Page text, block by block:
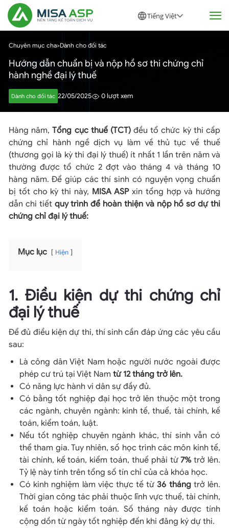
Tiếng Việt
Chuyên mục cha>Dành cho đối tác
Hướng dẫn chuẩn bị và nộp hồ sơ thi chứng chỉ
hành nghề đại lý thuế
Dành cho đối tác 22/05/2025 0 lượt xem
Hàng năm,Tổng cục thuế (TCT)đều tổ chức kỳ thi cấp
chứng chỉ hành ngề dịch vụ làm về thủ tục về thuế
(thương gọi là kỳ thi đại lý thuế) ít nhất 1 lần trên năm và
thường được tổ chức 2 đợt vào tháng 4 và tháng 10
hàng năm. Để giúp các thí sinh có nguyện vọng chuẩn
bị tốt cho kỳ thi này, MISA ASPxin tổng hợp và hướng
dẫn chi tiết quy trình để hoàn thiện và nộp hồ sơ dự thi
chứng chỉ đại lý thuế:
Mục lục Hiện
1. Điều kiện dự thi chứng chỉ
đại lý thuế
Để đủ điều kiện dự thi, thí sinh cần đáp ứng các yêu cầu
sau:
Là công dân Việt Nam hoặc người nước ngoài được
phép cư trú tại Việt Nam từ 12 tháng trở lên.
Có năng lực hành vi dân sự đầy đủ.
Có bằng tốt nghiệp đại học trở lên thuộc một trong
các ngành, chuyên ngành: kinh tế, thuế, tài chính, kế
toán, kiểm toán, luật.
Nếu tốt nghiệp chuyên ngành khác, thí sinh vẫn có
thể tham gia. Tuy nhiên, số học trình các môn kinh tế,
tài chính, kế toán, kiểm toán, thuế phải từ7%trở lên.
Tỷ lệ này tính trên tổng số tín chỉ của cả khóa học.
Có kinh nghiệm làm việc thực tế từ36 thángtrở lên.
Thời gian công tác phải thuộc lĩnh vực thuế, tài chính,
kế toán hoặc kiểm toán. Số tháng này được tính
cộng dồn từ ngày tốt nghiệp đến khi đăng ký dự thi.